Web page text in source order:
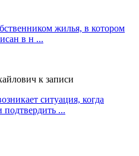
жилья, в котором
в н ...
к записи
ситуация, когда
...